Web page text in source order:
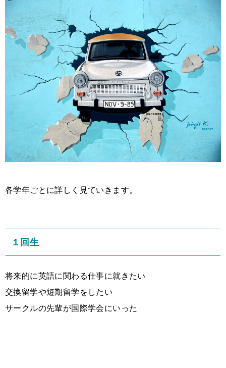
各学年ごとに詳しく見ていきます。
１回生
将来的に英語に関わる仕事に就きたい
交換留学や短期留学をしたい
サークルの先輩が国際学会にいった